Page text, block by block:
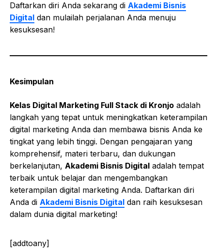
Daftarkan diri Anda sekarang di Akademi Bisnis
Digital dan mulailah perjalanan Anda menuju
kesuksesan!
Kesimpulan
Kelas Digital Marketing Full Stack di Kronjo adalah
langkah yang tepat untuk meningkatkan keterampilan
digital marketing Anda dan membawa bisnis Anda ke
tingkat yang lebih tinggi. Dengan pengajaran yang
komprehensif, materi terbaru, dan dukungan
berkelanjutan, Akademi Bisnis Digital adalah tempat
terbaik untuk belajar dan mengembangkan
keterampilan digital marketing Anda. Daftarkan diri
Anda di Akademi Bisnis Digital dan raih kesuksesan
dalam dunia digital marketing!
[addtoany]